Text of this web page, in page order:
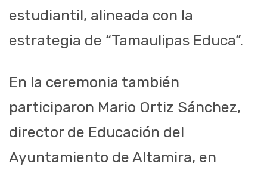
estudiantil, alineada con la
estrategia de “Tamaulipas Educa”.
En la ceremonia también
participaron Mario Ortiz Sánchez,
director de Educación del
Ayuntamiento de Altamira, en